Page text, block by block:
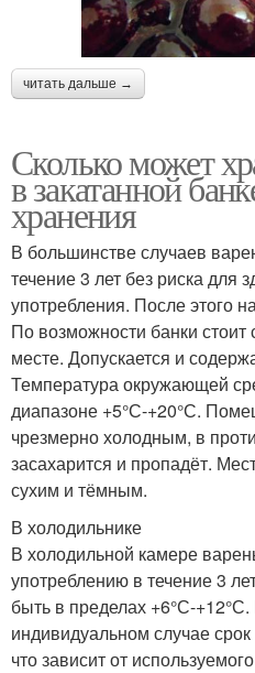
читать дальше →
Сколько может
в закатанной
хранения
В большинстве случаев
течение 3 лет без риска для
употребления. После этого
По возможности банки
месте. Допускается и
Температура окружающей
диапазоне +5°С-+20°С.
чрезмерно холодным, в
засахарится и пропадёт.
сухим и тёмным.
В холодильнике
В холодильной камере
употреблению в течение 3
быть в пределах +6°С-
индивидуальном случае
что зависит от